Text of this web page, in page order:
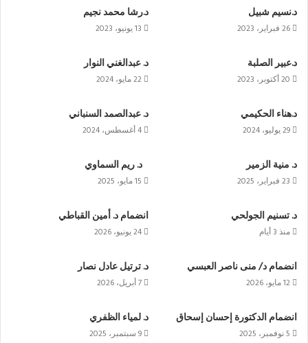
د.نسيم شبيل
26 فبراير، 2023
د.رشا محمد نجيم
13 يونيو، 2023
د.عبير الصلبة
20 أكتوبر، 2023
د. عبدالغني النوار
22 مايو، 2024
د.هناء الحكيمي
29 يوليو، 2024
د. عبدالصمد السنباني
4 أغسطس، 2024
د. منية الزمير
23 فبراير، 2025
د. ريم السماوي
15 مايو، 2025
د. تسنيم الجولحي
منذ 3 أيام
انضمام د. أمين القباطي
24 يونيو، 2026
انضمام د/ منى ناصر العبسي
12 مايو، 2026
د. ترتيل عادل نصار
7 أبريل، 2026
انضمام الدكتورة إحسان إسحاق
5 نوفمبر، 2025
د. لمياء الظفري
9 سبتمبر، 2025